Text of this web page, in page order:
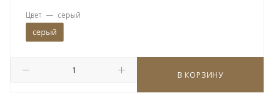
В КОРЗИНУ
Цвет — серый
серый